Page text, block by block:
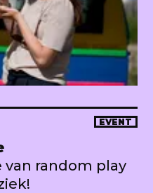
EVENT
van random play